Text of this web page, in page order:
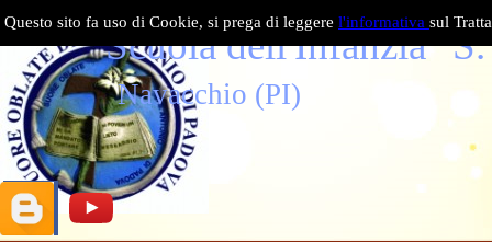
Questo sito fa uso di Cookie, si prega di leggere l'informativa sul
Scuola dell'Infanzia
Navacchio (PI)